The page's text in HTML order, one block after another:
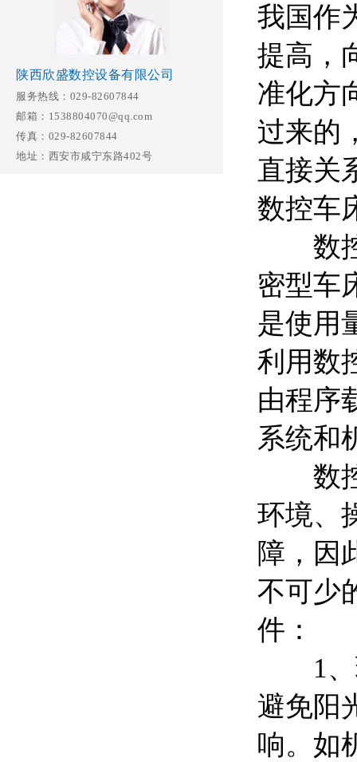
陕西欣盛数控设备有限公司
服务热线：029-82607844
邮箱：1538804070@qq.com
传真：029-82607844
地址：西安市咸宁东路402号
我国作
提高，
准化方
过来的
直接关
数控车
数控
密型车
是使用
利用数
由程序
系统
数控
环境、
障，因
不可少
件
1
避免阳
响。如